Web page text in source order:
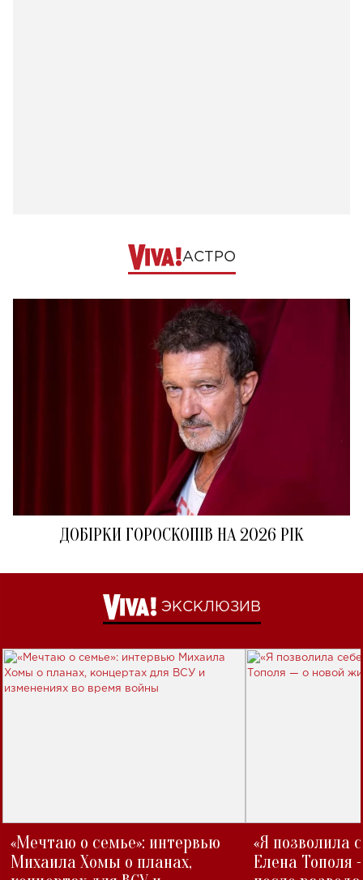
АСТРО
ДОБІРКИ ГОРОСКОПІВ НА 2026 РІК
ЭКСКЛЮЗИВ
«Мечтаю о семье»: интервью
Михаила Хомы о планах,
«Я позволила
Елена Тополя